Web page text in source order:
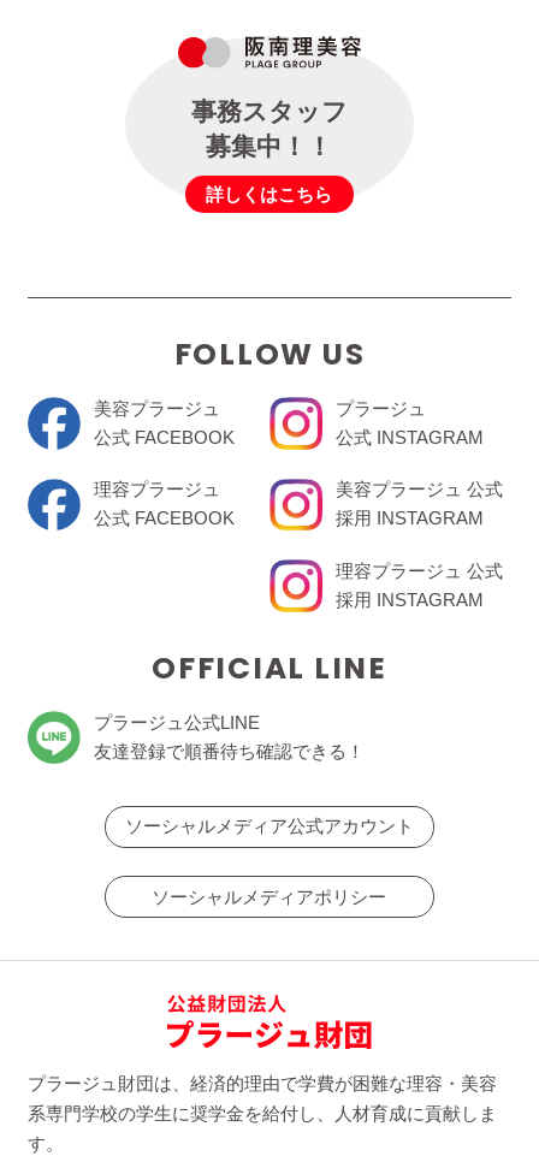
事務スタッフ
募集中！！
詳しくはこちら
FOLLOW US
美容プラージュ
公式 FACEBOOK
理容プラージュ
公式 FACEBOOK
プラージュ
公式 INSTAGRAM
美容プラージュ 公式
採用 INSTAGRAM
理容プラージュ 公式
採用 INSTAGRAM
OFFICIAL LINE
プラージュ公式LINE
友達登録で順番待ち確認できる！
ソーシャルメディア公式アカウント
ソーシャルメディアポリシー
プラージュ財団は、経済的理由で学費が困難な理容・美容
系専門学校の学生に奨学金を給付し、人材育成に貢献しま
す。